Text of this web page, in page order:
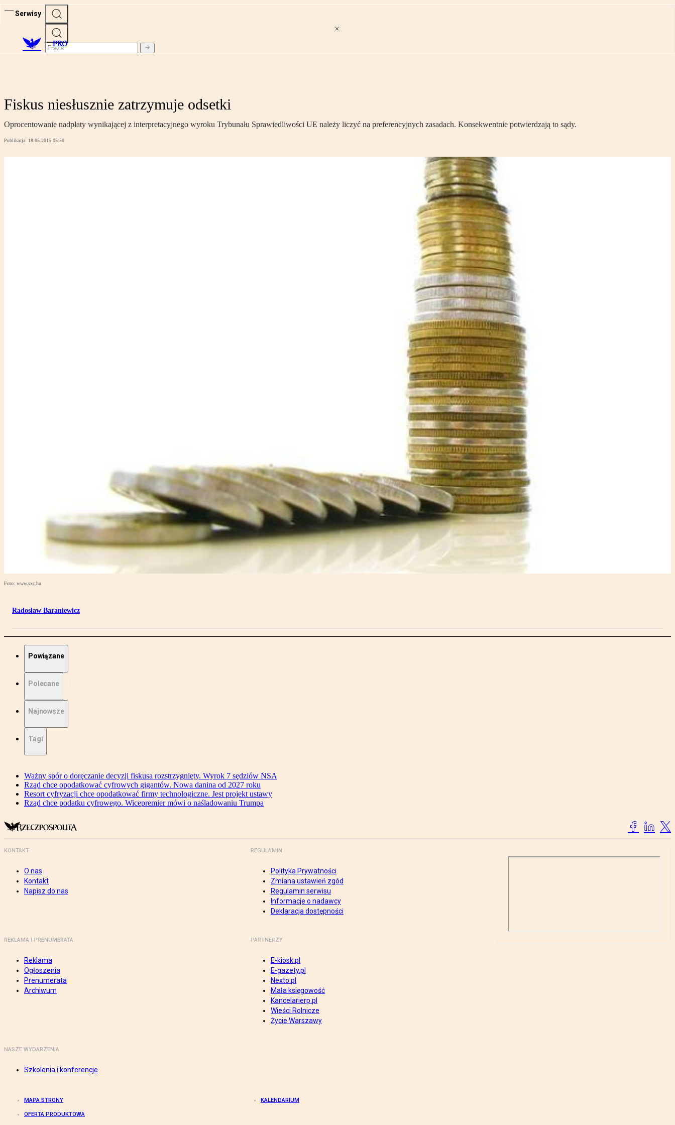
Serwisy
PRO
Fiskus niesłusznie zatrzymuje odsetki
Oprocentowanie nadpłaty wynikającej z interpretacyjnego wyroku Trybunału Sprawiedliwości UE należy liczyć na preferencyjnych zasadach. Konsekwentnie potwierdzają to sądy.
Publikacja: 18.05.2015 05:50
Foto: www.sxc.hu
Radosław Baraniewicz
Powiązane
Polecane
Najnowsze
Tagi
Ważny spór o doręczanie decyzji fiskusa rozstrzygnięty. Wyrok 7 sędziów NSA
Rząd chce opodatkować cyfrowych gigantów. Nowa danina od 2027 roku
Resort cyfryzacji chce opodatkować firmy technologiczne. Jest projekt ustawy
Rząd chce podatku cyfrowego. Wicepremier mówi o naśladowaniu Trumpa
KONTAKT
O nas
Kontakt
Napisz do nas
REGULAMIN
Polityka Prywatności
Zmiana ustawień zgód
Regulamin serwisu
Informacje o nadawcy
Deklaracja dostępności
REKLAMA I PRENUMERATA
Reklama
Ogłoszenia
Prenumerata
Archiwum
PARTNERZY
E-kiosk.pl
E-gazety.pl
Nexto.pl
Mała księgowość
Kancelarierp.pl
Wieści Rolnicze
Życie Warszawy
NASZE WYDARZENIA
Szkolenia i konferencje
MAPA STRONY KALENDARIUM
OFERTA PRODUKTOWA